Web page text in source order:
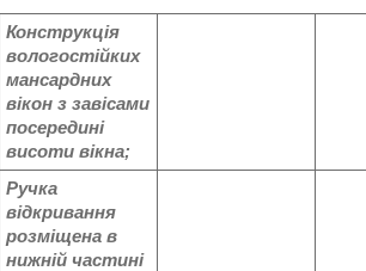
Конструкція
вологостійких
мансардних
вікон з завісами
посередині
висоти вікна;
Ручка
відкривання
розміщена в
нижній частині